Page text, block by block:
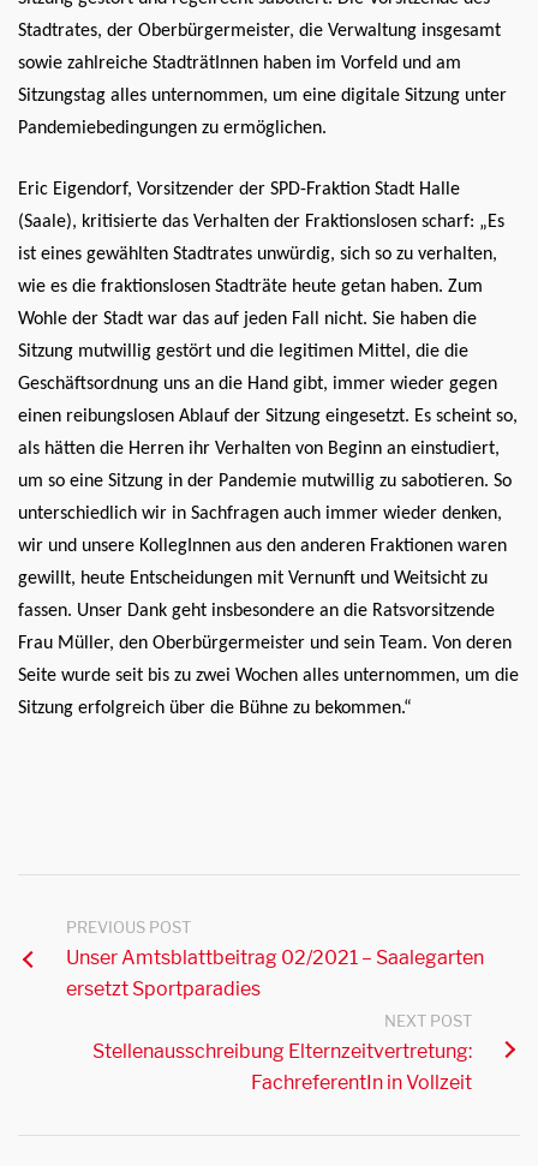
Stadtrates, der Oberbürgermeister, die Verwaltung insgesamt
sowie zahlreiche StadträtInnen haben im Vorfeld und am
Sitzungstag alles unternommen, um eine digitale Sitzung unter
Pandemiebedingungen zu ermöglichen.
Eric Eigendorf, Vorsitzender der SPD-Fraktion Stadt Halle
(Saale), kritisierte das Verhalten der Fraktionslosen scharf: „Es
ist eines gewählten Stadtrates unwürdig, sich so zu verhalten,
wie es die fraktionslosen Stadträte heute getan haben. Zum
Wohle der Stadt war das auf jeden Fall nicht. Sie haben die
Sitzung mutwillig gestört und die legitimen Mittel, die die
Geschäftsordnung uns an die Hand gibt, immer wieder gegen
einen reibungslosen Ablauf der Sitzung eingesetzt. Es scheint so,
als hätten die Herren ihr Verhalten von Beginn an einstudiert,
um so eine Sitzung in der Pandemie mutwillig zu sabotieren. So
unterschiedlich wir in Sachfragen auch immer wieder denken,
wir und unsere KollegInnen aus den anderen Fraktionen waren
gewillt, heute Entscheidungen mit Vernunft und Weitsicht zu
fassen. Unser Dank geht insbesondere an die Ratsvorsitzende
Frau Müller, den Oberbürgermeister und sein Team. Von deren
Seite wurde seit bis zu zwei Wochen alles unternommen, um die
Sitzung erfolgreich über die Bühne zu bekommen.“
PREVIOUS POST
Unser Amtsblattbeitrag 02/2021 – Saalegarten
ersetzt Sportparadies
NEXT POST
Stellenausschreibung Elternzeitvertretung:
FachreferentIn in Vollzeit